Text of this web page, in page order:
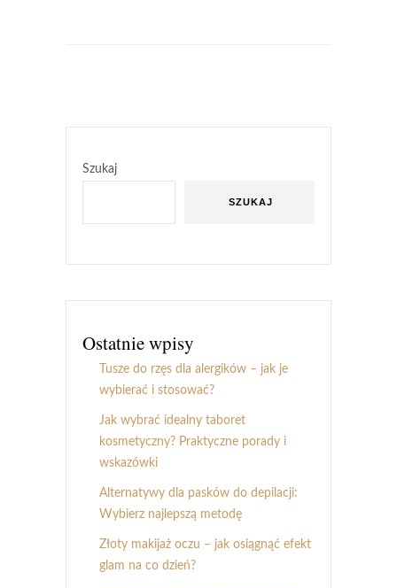
Szukaj
SZUKAJ
Ostatnie wpisy
Tusze do rzęs dla alergików – jak je
wybierać i stosować?
Jak wybrać idealny taboret
kosmetyczny? Praktyczne porady i
wskazówki
Alternatywy dla pasków do depilacji:
Wybierz najlepszą metodę
Złoty makijaż oczu – jak osiągnąć efekt
glam na co dzień?